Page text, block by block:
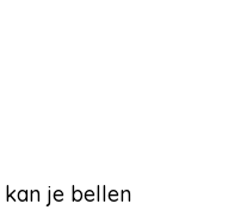
je bellen